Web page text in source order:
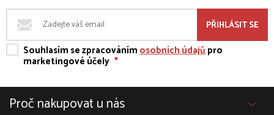
PŘIHLÁSIT SE
Souhlasím se zpracovánímosobních údajůpro
marketingové účely *
Proč nakupovat u nás